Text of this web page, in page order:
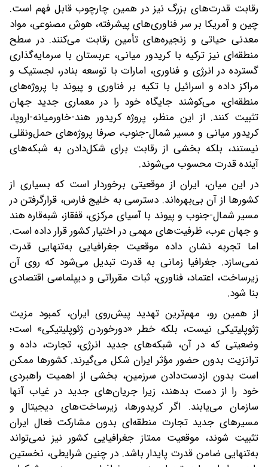
رقابت قدرت‌های بزرگ نیز در همین چارچوب قابل فهم است.
چین و آمریکا بر سر فناوری‌های پیشرفته، هوش مصنوعی، مواد
معدنی حیاتی و زنجیره‌های تأمین رقابت می‌کنند. در سطح
منطقه‌ای نیز ترکیه با کریدور میانی، عربستان با سرمایه‌گذاری
گسترده در انرژی و فناوری، امارات با توسعه بنادر، لجستیک و
مراکز داده و اسرائیل با تکیه بر فناوری و پیوند با پروژه‌های
منطقه‌ای، می‌کوشند جایگاه خود را در معماری جدید جهان
تثبیت کنند. از این منظر، پروژه کریدور هند-خاورمیانه-اروپا،
کریدور میانی و مسیر شمال-جنوب، صرفا پروژه‌های حمل‌ونقلی
نیستند، بلکه بخشی از رقابت برای شکل‌دادن به شبکه‌های
آینده قدرت محسوب می‌شوند.
در این میان، ایران از موقعیتی برخوردار است که بسیاری از
کشورها از آن بی‌بهره‌اند. دسترسی به خلیج فارس، قرارگرفتن در
مسیر شمال-جنوب و پیوند با آسیای مرکزی، قفقاز، شبه‌قاره هند
و جهان عرب، ظرفیت‌های مهمی در اختیار کشور قرار داده است.
اما تجربه نشان داده موقعیت جغرافیایی به‌تنهایی قدرت
نمی‌سازد. جغرافیا زمانی به قدرت تبدیل می‌شود که روی آن
زیرساخت، اعتماد، فناوری، ثبات مقرراتی و دیپلماسی اقتصادی
بنا شود.
از همین رو، مهم‌ترین تهدید پیش‌روی ایران، کمبود مزیت
ژئوپلیتیکی نیست، بلکه خطر «دورخوردن ژئوپلیتیکی» است؛
وضعیتی که در آن، شبکه‌های جدید انرژی، تجارت، داده و
ترانزیت بدون حضور مؤثر ایران شکل می‌گیرند. کشورها ممکن
است بدون ازدست‌دادن سرزمین، بخشی از اهمیت راهبردی
خود را از دست بدهند، زیرا جریان‌های جدید در غیاب آنها
سازمان می‌یابند. اگر کریدورها، زیرساخت‌های دیجیتال و
مسیرهای جدید تجارت منطقه‌ای بدون مشارکت فعال ایران
تثبیت شوند، موقعیت ممتاز جغرافیایی کشور نیز نمی‌تواند
به‌تنهایی ضامن قدرت پایدار باشد. در چنین شرایطی، نخستین